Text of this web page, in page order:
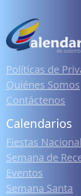
Políticas de
Quiénes Somos
Contáctenos
Calendarios
Fiestas
Semana de
Eventos
Semana Santa